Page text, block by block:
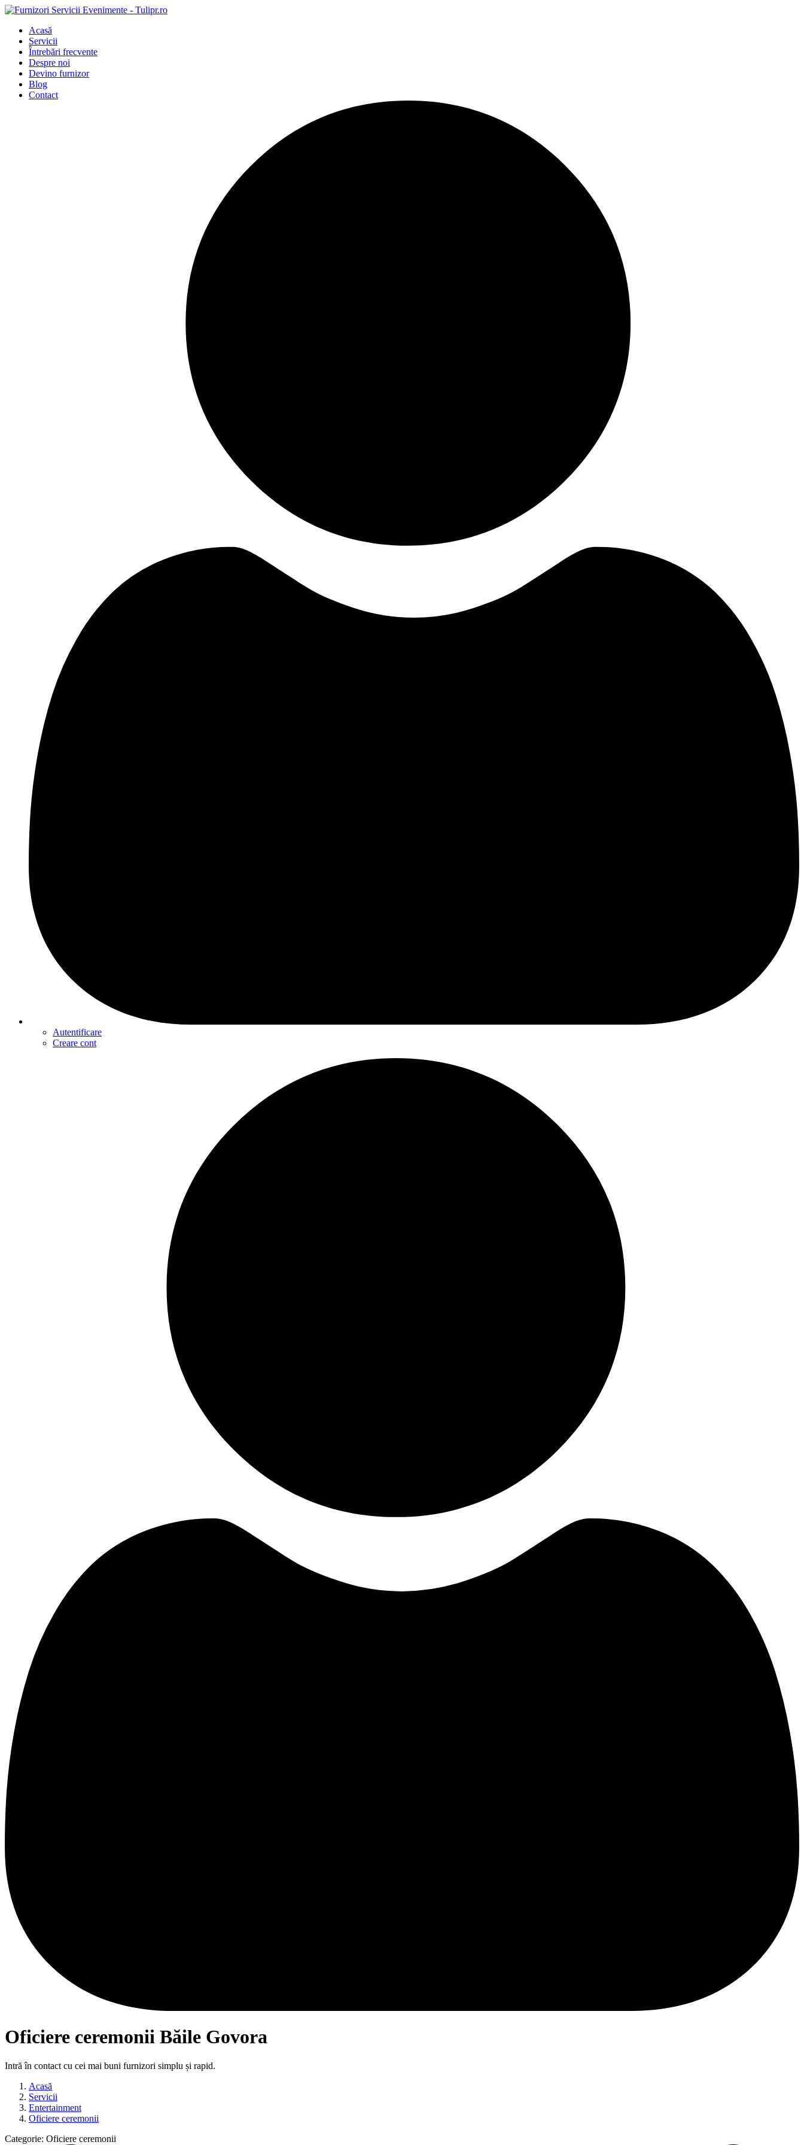
Acasă
Servicii
Întrebări frecvente
Despre noi
Devino furnizor
Blog
Contact
Autentificare
Creare cont
Oficiere ceremonii Băile Govora
Intră în contact cu cei mai buni furnizori simplu și rapid.
Acasă
Servicii
Entertainment
Oficiere ceremonii
Categorie: Oficiere ceremonii